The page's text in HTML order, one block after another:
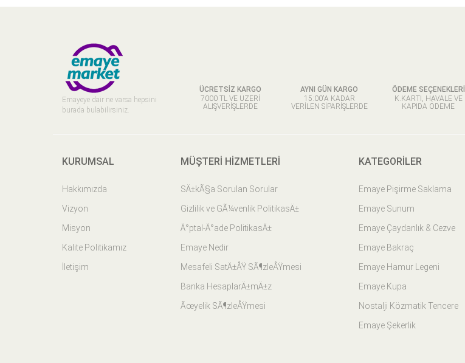
Emayeye dair ne varsa hepsini
burada bulabilirsiniz.
ÜCRETSİZ KARGO
7000 TL VE ÜZERI
ALIŞVERIŞLERDE
AYNI GÜN KARGO
15:00'A KADAR
VERILEN SIPARIŞLERDE
ÖDEME SEÇENEKLERİ
K.KARTI, HAVALE VE
KAPIDA ÖDEME
KURUMSAL
Hakkımızda
Vizyon
Misyon
Kalite Politikamız
İletişim
MÜŞTERI HIZMETLERI
SÄ±kÃ§a Sorulan Sorular
Gizlilik ve GÃ¼venlik PolitikasÄ±
Ä°ptal-Ä°ade PolitikasÄ±
Emaye Nedir
Mesafeli SatÄ±ÅŸ SÃ¶zleÅŸmesi
Banka HesaplarÄ±mÄ±z
Ãœyelik SÃ¶zleÅŸmesi
KATEGORILER
Emaye Pişirme Saklama
Emaye Sunum
Emaye Çaydanlık & Cezve
Emaye Bakraç
Emaye Hamur Legeni
Emaye Kupa
Nostalji Közmatik Tencere
Emaye Şekerlik